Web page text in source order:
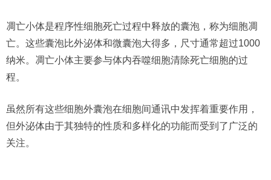
凋亡小体是程序性细胞死亡过程中释放的囊泡，称为细胞凋
亡。这些囊泡比外泌体和微囊泡大得多，尺寸通常超过1000
纳米。凋亡小体主要参与体内吞噬细胞清除死亡细胞的过
程。
虽然所有这些细胞外囊泡在细胞间通讯中发挥着重要作用，
但外泌体由于其独特的性质和多样化的功能而受到了广泛的
关注。